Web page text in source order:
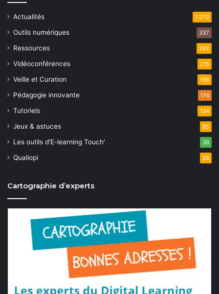
Actualités 1 270
Outils numériques 337
Ressources 292
Vidéoconférences 215
Veille et Curation 199
Pédagogie innovante 174
Tutoriels 134
Jeux & astuces 85
Les outils d'E-learning Touch' 38
Qualiopi 28
Cartographie d’experts